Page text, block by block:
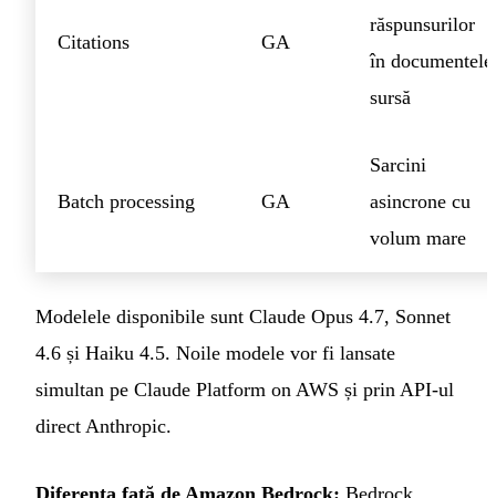
Citations GA
răspunsurilor
în documentele
sursă
Batch processing GA
Sarcini
asincrone cu
volum mare
Modelele disponibile sunt Claude Opus 4.7, Sonnet
4.6 și Haiku 4.5. Noile modele vor fi lansate
simultan pe Claude Platform on AWS și prin API-ul
direct Anthropic.
Diferența față de Amazon Bedrock: Bedrock